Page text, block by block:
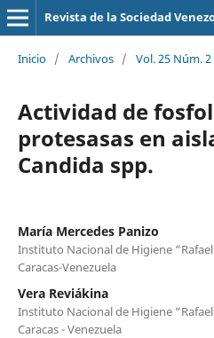
Revista de la Sociedad
Inicio / Archivos / Vol. 25 Núm.
Actividad de
protesasas en
Candida spp.
María Mercedes Panizo
Instituto Nacional de Higiene
Caracas-Venezuela
Vera Reviákina
Instituto Nacional de Higiene
Caracas - Venezuela